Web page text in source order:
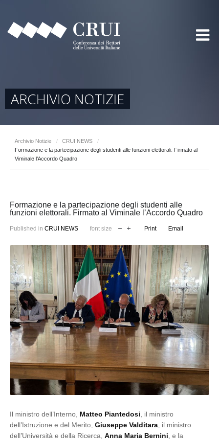
ARCHIVIO NOTIZIE
Archivio Notizie / CRUI NEWS
/
Formazione e la partecipazione degli studenti alle funzioni elettorali. Firmato al
Viminale l’Accordo Quadro
Formazione e la partecipazione degli studenti alle
funzioni elettorali. Firmato al Viminale l’Accordo Quadro
Published in CRUI NEWS font size Print Email
Il ministro dell’Interno, Matteo Piantedosi , il ministro
dell’Istruzione e del Merito, Giuseppe Valditara , il ministro
dell’Università e della Ricerca, Anna Maria Bernini , e la